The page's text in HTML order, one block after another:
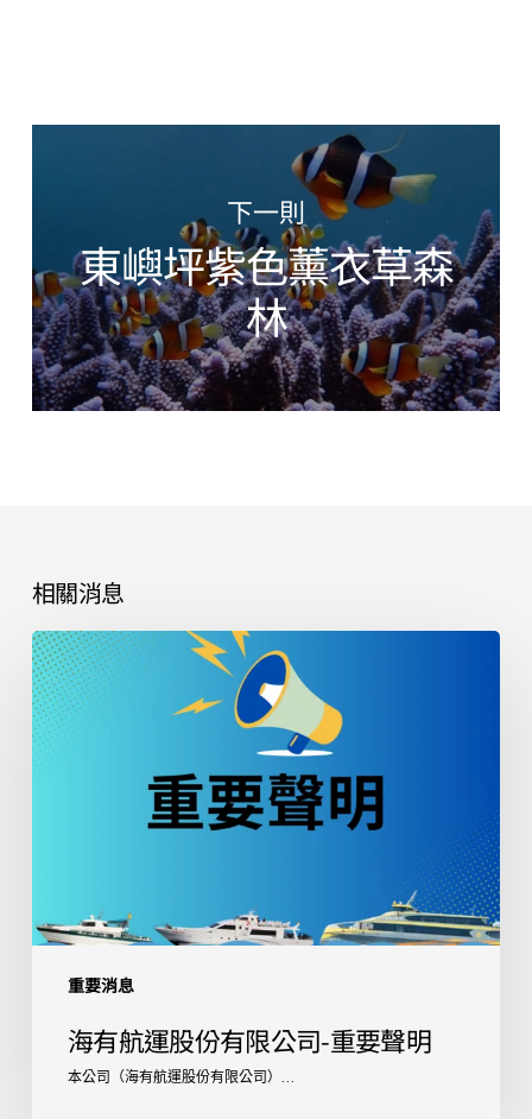
下一則
東嶼坪紫色薰衣草森
林
相關消息
重要消息
海
有
航
運
股
司-
海有航運股份有限公司-重要聲明
本公司（海有航運股份有限公司）...